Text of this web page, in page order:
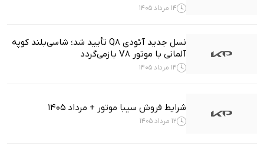
14 مرداد 1405
نسل جدید آئودی Q8 تأیید شد؛ شاسی‌بلند کوپه
آلمانی با موتور V8 بازمی‌گردد
14 مرداد 1405
شرایط فروش سیبا موتور + مرداد 1405
12 مرداد 1405